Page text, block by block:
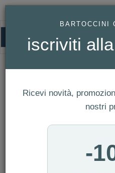
NUMERO ARTICOLI:39
BARTOCCINI
iscriviti
Ricevi novità,
nostri
-